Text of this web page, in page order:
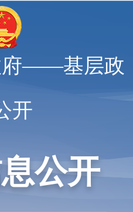
府——基层政
开
公开